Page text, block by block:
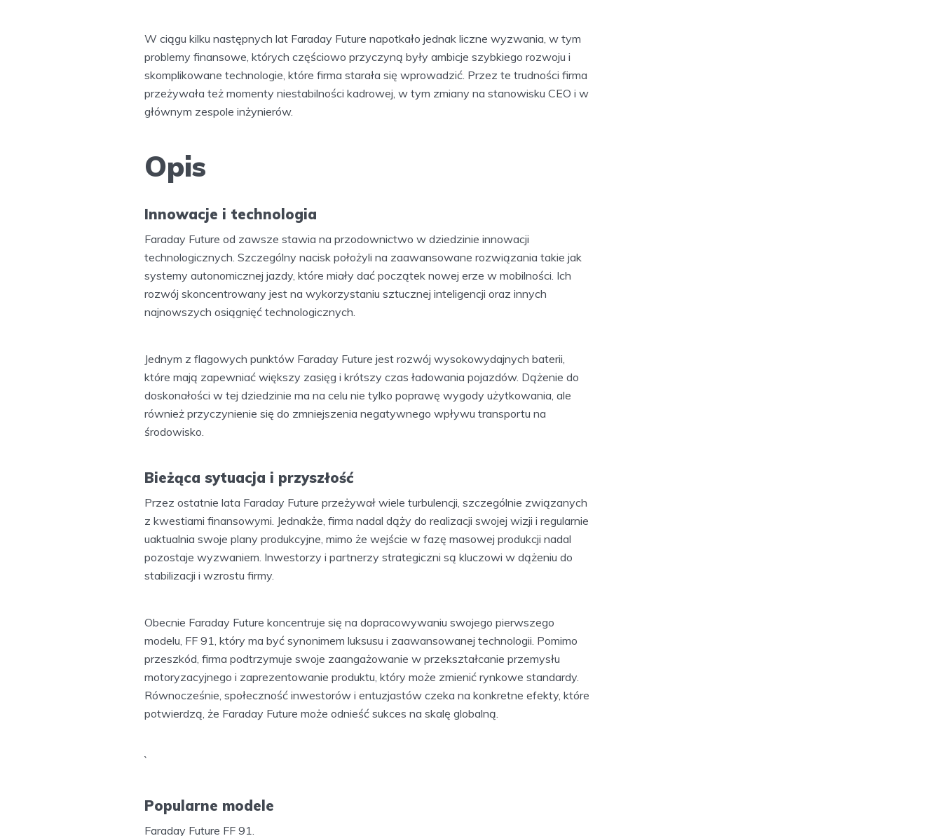
W ciągu kilku następnych lat Faraday Future napotkało jednak liczne wyzwania, w tym
problemy finansowe, których częściowo przyczyną były ambicje szybkiego rozwoju i
skomplikowane technologie, które firma starała się wprowadzić. Przez te trudności firma
przeżywała też momenty niestabilności kadrowej, w tym zmiany na stanowisku CEO i w
głównym zespole inżynierów.
Opis
Innowacje i technologia
Faraday Future od zawsze stawia na przodownictwo w dziedzinie innowacji
technologicznych. Szczególny nacisk położyli na zaawansowane rozwiązania takie jak
systemy autonomicznej jazdy, które miały dać początek nowej erze w mobilności. Ich
rozwój skoncentrowany jest na wykorzystaniu sztucznej inteligencji oraz innych
najnowszych osiągnięć technologicznych.
Jednym z flagowych punktów Faraday Future jest rozwój wysokowydajnych baterii,
które mają zapewniać większy zasięg i krótszy czas ładowania pojazdów. Dążenie do
doskonałości w tej dziedzinie ma na celu nie tylko poprawę wygody użytkowania, ale
również przyczynienie się do zmniejszenia negatywnego wpływu transportu na
środowisko.
Bieżąca sytuacja i przyszłość
Przez ostatnie lata Faraday Future przeżywał wiele turbulencji, szczególnie związanych
z kwestiami finansowymi. Jednakże, firma nadal dąży do realizacji swojej wizji i regularnie
uaktualnia swoje plany produkcyjne, mimo że wejście w fazę masowej produkcji nadal
pozostaje wyzwaniem. Inwestorzy i partnerzy strategiczni są kluczowi w dążeniu do
stabilizacji i wzrostu firmy.
Obecnie Faraday Future koncentruje się na dopracowywaniu swojego pierwszego
modelu, FF 91, który ma być synonimem luksusu i zaawansowanej technologii. Pomimo
przeszkód, firma podtrzymuje swoje zaangażowanie w przekształcanie przemysłu
motoryzacyjnego i zaprezentowanie produktu, który może zmienić rynkowe standardy.
Równocześnie, społeczność inwestorów i entuzjastów czeka na konkretne efekty, które
potwierdzą, że Faraday Future może odnieść sukces na skalę globalną.
`
Popularne modele
Faraday Future FF 91.